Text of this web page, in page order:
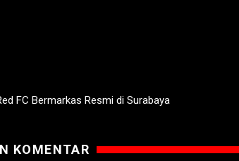
FC Bermarkas Resmi di Surabaya
KOMENTAR